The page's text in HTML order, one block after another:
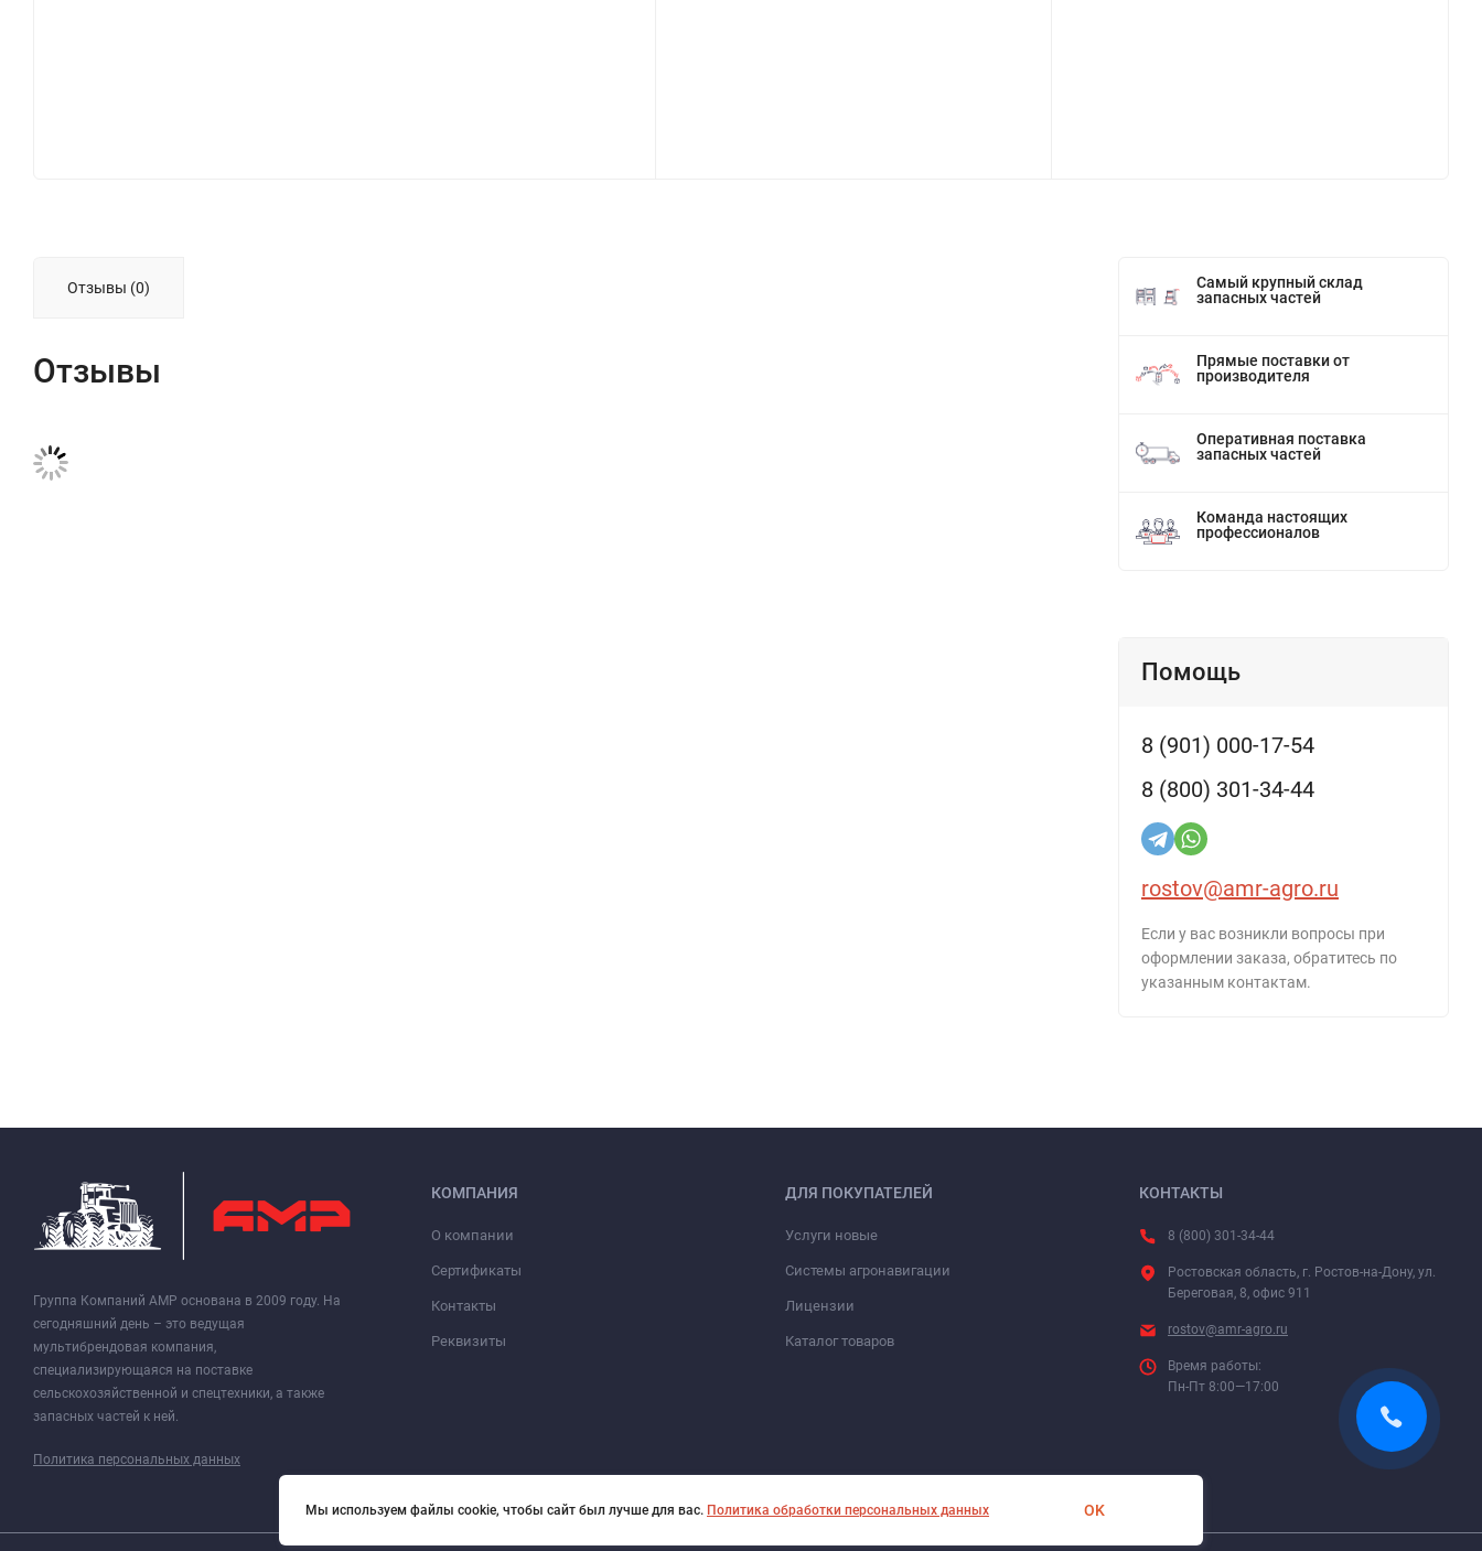
Отзывы (0)
Отзывы
Самый крупный склад
запасных частей
Прямые поставки от
производителя
Оперативная поставка
запасных частей
Команда настоящих
профессионалов
Помощь
8 (901) 000-17-54
8 (800) 301-34-44
rostov@amr-agro.ru
Если у вас возникли вопросы при
оформлении заказа, обратитесь по
указанным контактам.
Группа Компаний АМР основана в 2009 году. На
сегодняшний день – это ведущая
мультибрендовая компания,
специализирующаяся на поставке
сельскохозяйственной и спецтехники, а также
запасных частей к ней.
Политика персональных данных
КОМПАНИЯ
О компании
Сертификаты
Контакты
Реквизиты
ДЛЯ ПОКУПАТЕЛЕЙ
Услуги новые
Системы агронавигации
Лицензии
Каталог товаров
КОНТАКТЫ
8 (800) 301-34-44
Ростовская область, г. Ростов-на-Дону, ул.
Береговая, 8, офис 911
rostov@amr-agro.ru
Время работы:
Пн-Пт 8:00—17:00
Мы используем файлы cookie, чтобы сайт был лучше для вас. Политика обработки персональных данных OK